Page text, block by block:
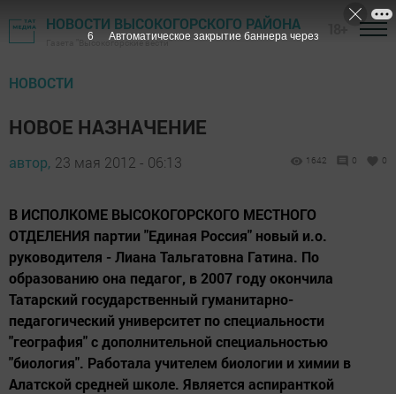
НОВОСТИ ВЫСОКОГОРСКОГО РАЙОНА
Газета "Высокогорские вести"
НОВОСТИ
НОВОЕ НАЗНАЧЕНИЕ
автор, 23 мая 2012 - 06:13 1642 0 0
В ИСПОЛКОМЕ ВЫСОКОГОРСКОГО МЕСТНОГО
ОТДЕЛЕНИЯ партии "Единая Россия" новый и.о.
руководителя - Лиана Тальгатовна Гатина. По
образованию она педагог, в 2007 году окончила
Татарский государственный гуманитарно-
педагогический университет по специальности
"география" с дополнительной специальностью
"биология". Работала учителем биологии и химии в
Алатской средней школе. Является аспиранткой
5 Автоматическое закрытие баннера через